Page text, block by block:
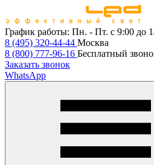
График работы: Пн. - Пт. с 9:00 до
8 (495) 320-44-44 Москва
8 (800) 777-96-16 Бесплатный
Заказать звонок
WhatsApp